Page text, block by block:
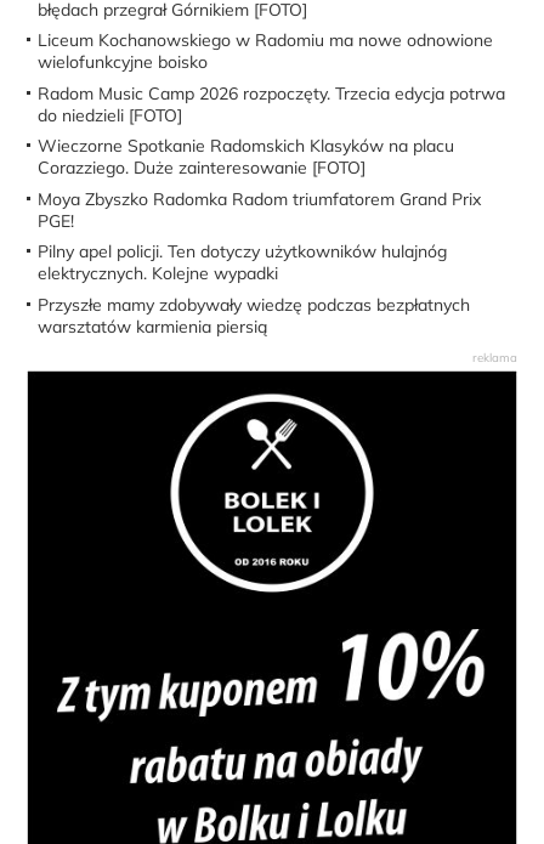
błędach przegrał Górnikiem [FOTO]
Liceum Kochanowskiego w Radomiu ma nowe odnowione
wielofunkcyjne boisko
Radom Music Camp 2026 rozpoczęty. Trzecia edycja potrwa
do niedzieli [FOTO]
Wieczorne Spotkanie Radomskich Klasyków na placu
Corazziego. Duże zainteresowanie [FOTO]
Moya Zbyszko Radomka Radom triumfatorem Grand Prix
PGE!
Pilny apel policji. Ten dotyczy użytkowników hulajnóg
elektrycznych. Kolejne wypadki
Przyszłe mamy zdobywały wiedzę podczas bezpłatnych
warsztatów karmienia piersią